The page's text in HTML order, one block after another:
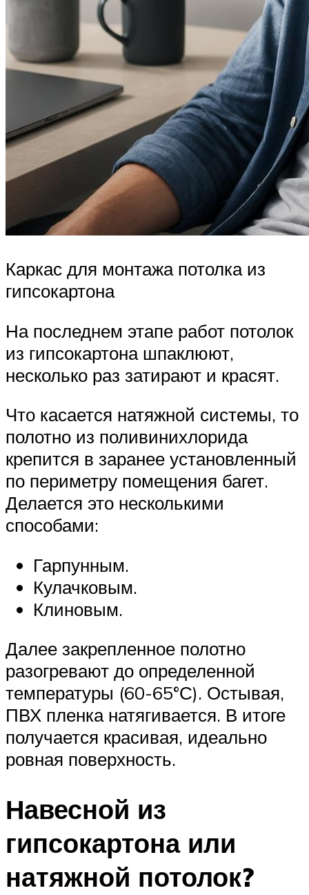
Каркас для монтажа потолка из
гипсокартона
На последнем этапе работ потолок
из гипсокартона шпаклюют,
несколько раз затирают и красят.
Что касается натяжной системы, то
полотно из поливинихлорида
крепится в заранее установленный
по периметру помещения багет.
Делается это несколькими
способами:
Гарпунным.
Кулачковым.
Клиновым.
Далее закрепленное полотно
разогревают до определенной
температуры (60-65°С). Остывая,
ПВХ пленка натягивается. В итоге
получается красивая, идеально
ровная поверхность.
Навесной из
гипсокартона или
натяжной потолок?